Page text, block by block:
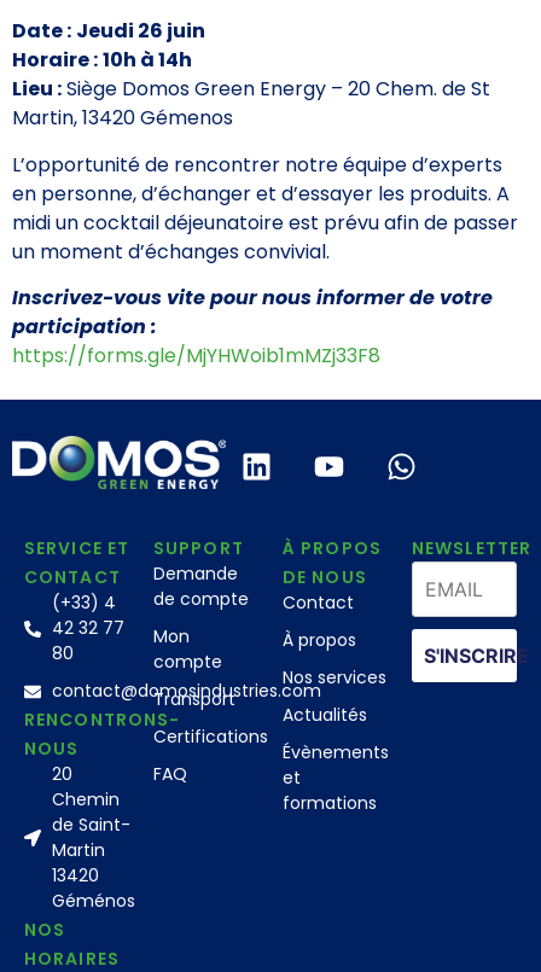
Date : Jeudi 26 juin
Horaire :10h à 14h
Lieu :Siège Domos Green Energy – 20 Chem. de St
Martin, 13420 Gémenos
L’opportunité de rencontrer notre équipe d’experts
en personne, d’échanger et d’essayer les produits. A
midi un cocktail déjeunatoire est prévu afin de passer
un moment d’échanges convivial.
Inscrivez-vous vite pour nous informer de votre
participation :
https://forms.gle/MjYHWoib1mMZj33F8
SERVICE ET
CONTACT
(+33) 4
42 32 77
80
contact@domosindustries.com
RENCONTRONS-
NOUS
20
Chemin
de Saint-
Martin
13420
Géménos
NOS
HORAIRES
SUPPORT
Demande
de compte
Mon
compte
Transport
Certifications
FAQ
À PROPOS
DE NOUS
Contact
À propos
Nos services
Actualités
Évènements
et
formations
NEWSLETTER
S'INSCRIRE